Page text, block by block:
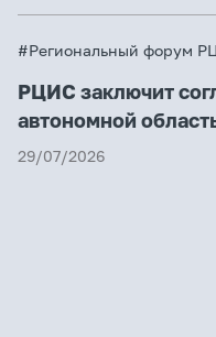
#Региональный форум
РЦИС заключит
автономной
29/07/2026